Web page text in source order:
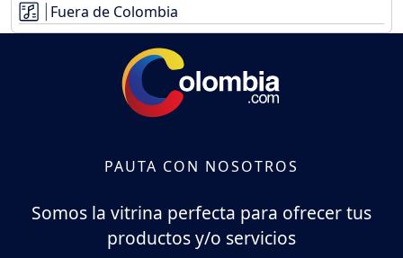
Fuera de Colombia
PAUTA CON NOSOTROS
Somos la vitrina perfecta para ofrecer tus
productos y/o servicios